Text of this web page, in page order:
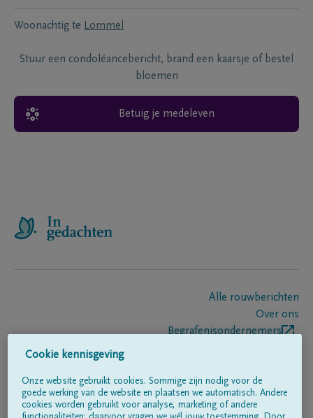
Woonachtig te Lommel
Stuur een condoléancebericht, brand een kaarsje of bestel
bloemen
Betuig je medeleven
Alle rouwberichten
Over ons
Begrafenisondernemers
Volg ons op
Cookie kennisgeving
Onze website gebruikt cookies. Sommige zijn nodig voor de
goede werking van de website en plaatsen we automatisch. Andere
cookies worden gebruikt voor analyse, marketing of andere